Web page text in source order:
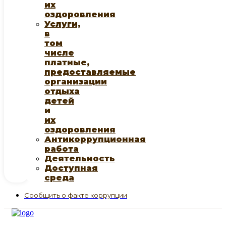
их
оздоровления
Услуги,
в
том
числе
платные,
предоставляемые
организации
отдыха
детей
и
их
оздоровления
Антикоррупционная
работа
Деятельность
Доступная
среда
Сообщить о факте коррупции